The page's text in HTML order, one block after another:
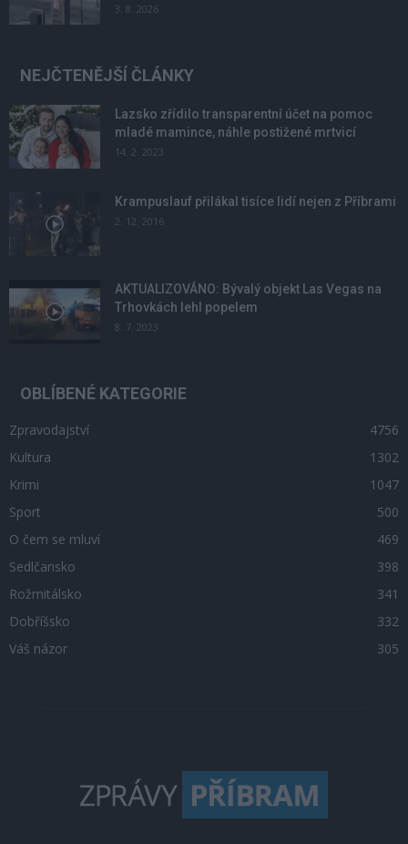
3. 8. 2026
NEJČTENĚJŠÍ ČLÁNKY
Lazsko zřídilo transparentní účet na pomoc
mladé mamince, náhle postižené mrtvicí
14. 2. 2023
Krampuslauf přilákal tisíce lidí nejen z Příbrami
2. 12. 2016
AKTUALIZOVÁNO: Bývalý objekt Las Vegas na
Trhovkách lehl popelem
8. 7. 2023
OBLÍBENÉ KATEGORIE
Zpravodajství
4756
Kultura
1302
Krimi
1047
Sport
500
O čem se mluví
469
Sedlčansko
398
Rožmitálsko
341
Dobříšsko
332
Váš názor
305